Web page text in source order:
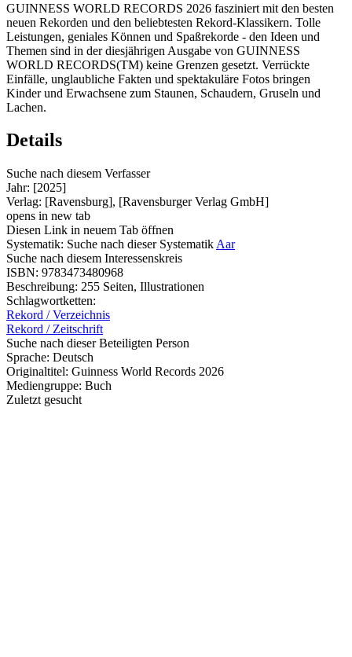
GUINNESS WORLD RECORDS 2026 fasziniert mit den besten
neuen Rekorden und den beliebtesten Rekord-Klassikern. Tolle
Leistungen, geniales Können und Spaßrekorde - den Ideen und
Themen sind in der diesjährigen Ausgabe von GUINNESS
WORLD RECORDS(TM) keine Grenzen gesetzt. Verrückte
Einfälle, unglaubliche Fakten und spektakuläre Fotos bringen
Kinder und Erwachsene zum Staunen, Schaudern, Gruseln und
Lachen.
Details
Suche nach diesem Verfasser
Jahr: [2025]
Verlag: [Ravensburg], [Ravensburger Verlag GmbH]
opens in new tab
Diesen Link in neuem Tab öffnen
Systematik: Suche nach dieser Systematik Aar
Suche nach diesem Interessenskreis
ISBN: 9783473480968
Beschreibung: 255 Seiten, Illustrationen
Schlagwortketten:
Rekord / Verzeichnis
Rekord / Zeitschrift
Suche nach dieser Beteiligten Person
Sprache: Deutsch
Originaltitel: Guinness World Records 2026
Mediengruppe: Buch
Zuletzt gesucht